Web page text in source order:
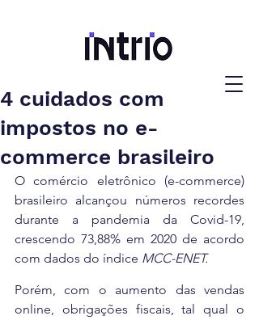
4 cuidados com
impostos no e-
commerce brasileiro
O comércio eletrônico (e-commerce)
brasileiro alcançou números recordes
durante a pandemia da Covid-19,
crescendo 73,88% em 2020 de acordo
com dados do índice MCC-ENET.
Porém, com o aumento das vendas
online, obrigações fiscais, tal qual o